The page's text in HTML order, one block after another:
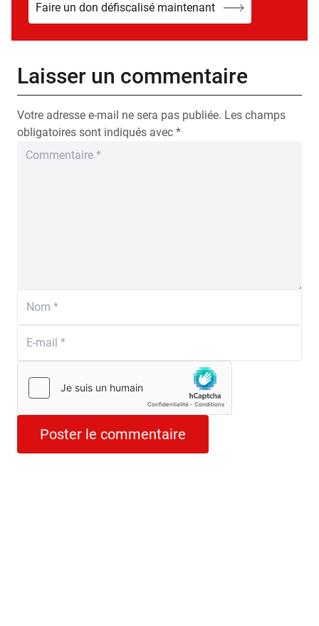
Faire un don défiscalisé maintenant
Laisser un commentaire
Votre adresse e-mail ne sera pas publiée. Les champs
obligatoires sont indiqués avec *